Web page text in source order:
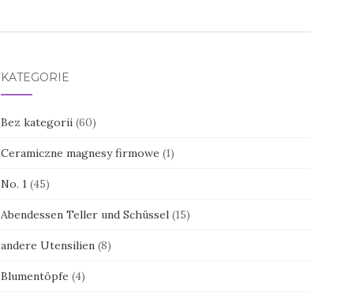
KATEGORIE
Bez kategorii (60)
Ceramiczne magnesy firmowe (1)
No. 1 (45)
Abendessen Teller und Schüssel (15)
andere Utensilien (8)
Blumentöpfe (4)